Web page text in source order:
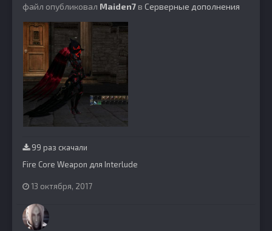
файл опубликовал Maiden7в Серверные дополнения
99 раз скачали
Fire Core Weapon для Interlude
13 октября, 2017